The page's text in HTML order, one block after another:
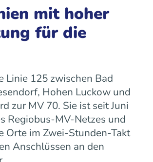
mit hoher
für die
Linie 125 zwischen Bad
Hohen Luckow und
zur MV 70. Sie ist seit Juni
Regiobus-MV-Netzes und
Orte im Zwei-Stunden-Takt
Anschlüssen an den